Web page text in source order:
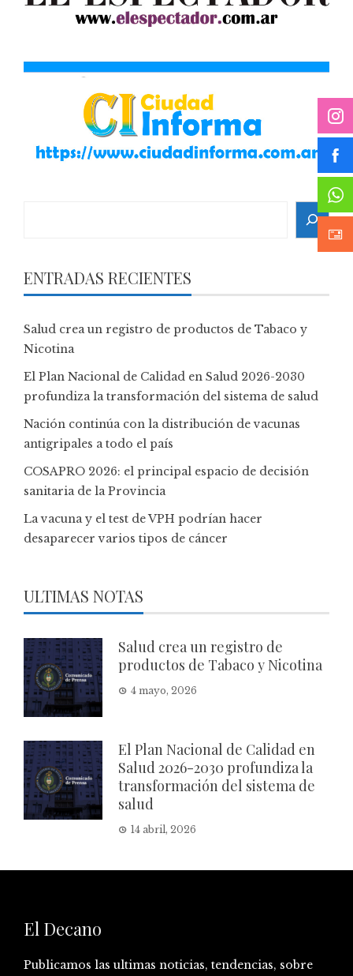
ENTRADAS RECIENTES
Salud crea un registro de productos de Tabaco y
Nicotina
El Plan Nacional de Calidad en Salud 2026-2030
profundiza la transformación del sistema de salud
Nación continúa con la distribución de vacunas
antigripales a todo el país
COSAPRO 2026: el principal espacio de decisión
sanitaria de la Provincia
La vacuna y el test de VPH podrían hacer
desaparecer varios tipos de cáncer
ULTIMAS NOTAS
Salud crea un registro de
productos de Tabaco y Nicotina
4 mayo, 2026
El Plan Nacional de Calidad en
Salud 2026-2030 profundiza la
transformación del sistema de
salud
14 abril, 2026
El Decano
Publicamos las ultimas noticias, tendencias, sobre